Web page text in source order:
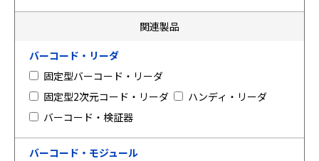
関連製品
バーコード・リーダ
固定型バーコード・リーダ
固定型2次元コード・リーダ
ハンディ・リーダ
バーコード・検証器
バーコード・モジュール